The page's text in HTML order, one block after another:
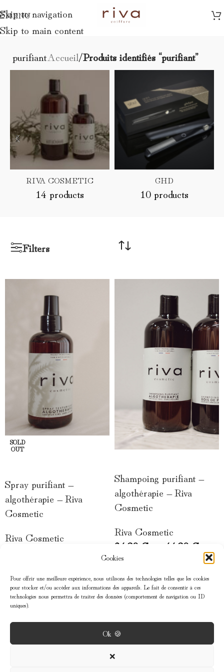
Cookies
Pour offrir une meilleure expérience, nous utilisons des technologies telles que les cookies
pour stocker et/ou accéder aux informations des appareils. Le fait de consentir à ces
technologies nous permettra de traiter des données (comportement de navigation ou ID
uniques).
Ok 🍪
❌
Skip to navigation
Skip to main content
MENU
purifiantAccueil/Produits identifiés “purifiant”
RIVA COSMETIC
14 products
GHD
10 products
Filters
SOLD
OUT
Spray purifiant –
algothérapie – Riva
Cosmetic
Riva Cosmetic
Shampoing purifiant –
algothérapie – Riva
Cosmetic
Riva Cosmetic
24,90 € 44,90 €